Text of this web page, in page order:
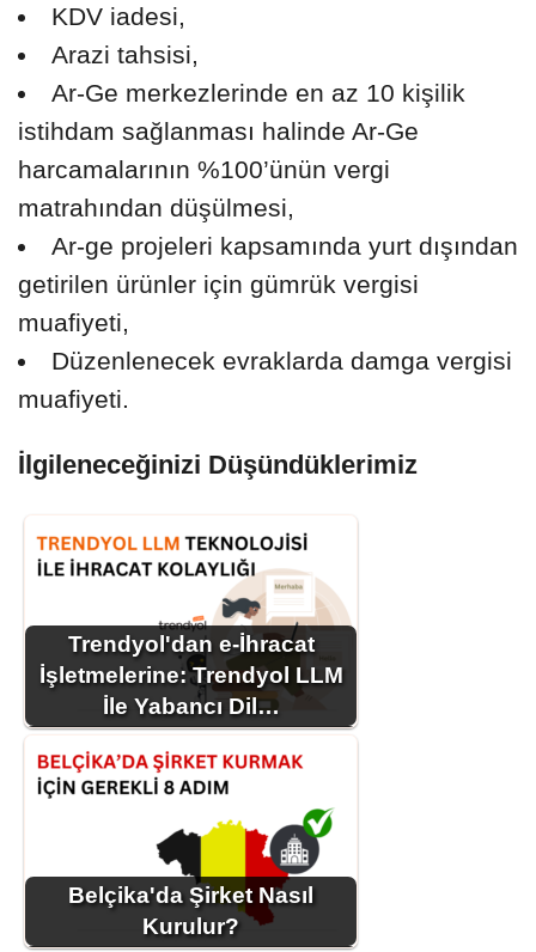
KDV iadesi,
Arazi tahsisi,
Ar-Ge merkezlerinde en az 10 kişilik
istihdam sağlanması halinde Ar-Ge
harcamalarının %100’ünün vergi
matrahından düşülmesi,
Ar-ge projeleri kapsamında yurt dışından
getirilen ürünler için gümrük vergisi
muafiyeti,
Düzenlenecek evraklarda damga vergisi
muafiyeti.
İlgileneceğinizi Düşündüklerimiz
Trendyol'dan e-İhracat
İşletmelerine: Trendyol LLM
İle Yabancı Dil…
Belçika'da Şirket Nasıl
Kurulur?